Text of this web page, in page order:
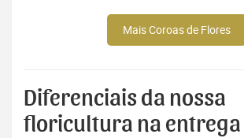
Mais Coroas de Flores
Diferenciais da nossa
floricultura na entrega